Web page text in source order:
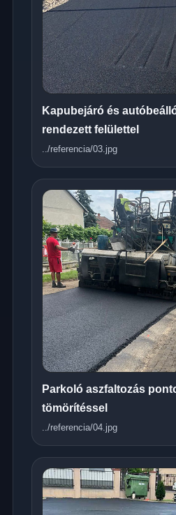
Kapubejáró és
rendezett felülettel
../referencia/03.jpg
Parkoló aszfaltozás
tömörítéssel
../referencia/04.jpg